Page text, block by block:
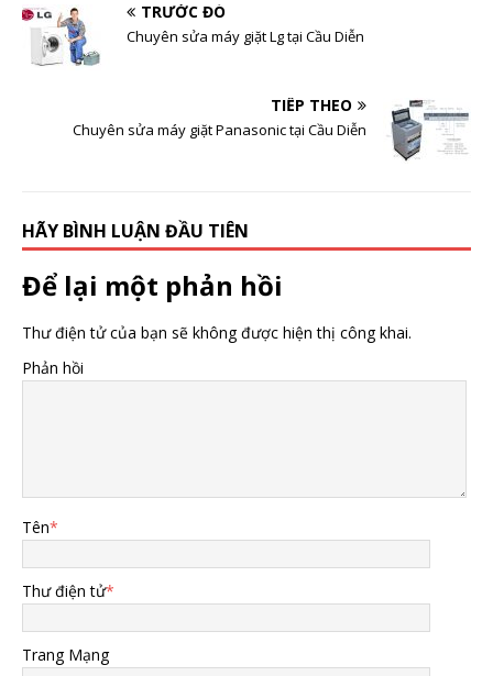
TRƯỚC ĐÓ
Chuyên sửa máy giặt Lg tại Cầu Diễn
TIẾP THEO
Chuyên sửa máy giặt Panasonic tại Cầu Diễn
HÃY BÌNH LUẬN ĐẦU TIÊN
Để lại một phản hồi
Thư điện tử của bạn sẽ không được hiện thị công khai.
Phản hồi
Tên*
Thư điện tử*
Trang Mạng